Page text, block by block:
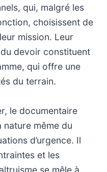
qui, malgré les
choisissent de
mission. Leur
devoir constituent
qui offre une
du terrain.
le documentaire
nature même du
d’urgence. Il
et les
se mêle à